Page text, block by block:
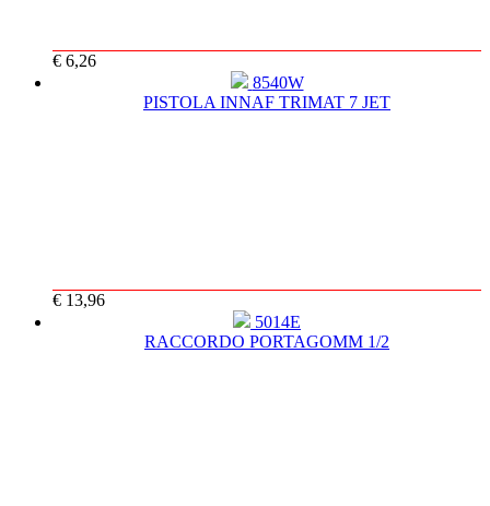
€ 6,26
8540W
PISTOLA INNAF TRIMAT 7 JET
€ 13,96
5014E
RACCORDO PORTAGOMM 1/2